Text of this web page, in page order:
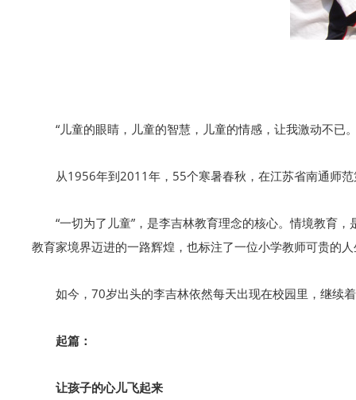
“儿童的眼睛，儿童的智慧，儿童的情感，让我激动不
从1956年到2011年，55个寒暑春秋，在江苏省南通师
“一切为了儿童”，是李吉林教育理念的核心。情境教育
教育家境界迈进的一路辉煌，也标注了一位小学教师可贵的
如今，70岁出头的李吉林依然每天出现在校园里，继续
起篇：
让孩子的心儿飞起来